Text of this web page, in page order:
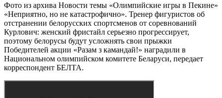
Фото из архива Новости темы «Олимпийские игры в Пекине»
«Неприятно, но не катастрофично». Тренер фигуристов об
отстранении белорусских спортсменов от соревнований
Курлович: женский фристайл серьезно прогрессирует,
поэтому белорусы будут усложнять свои прыжки
Победителей акции «Разам з камандай!» наградили в
Национальном олимпийском комитете Беларуси, передает
корреспондент БЕЛТА.